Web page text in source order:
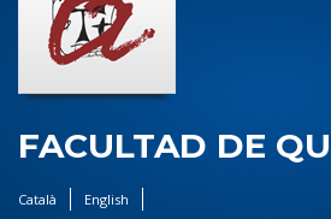
INFORMACIÓN PARA
I+D+I
FACULTAD DE
Català English